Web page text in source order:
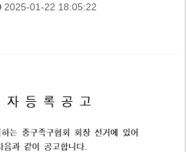
2025-01-22 18:05:22